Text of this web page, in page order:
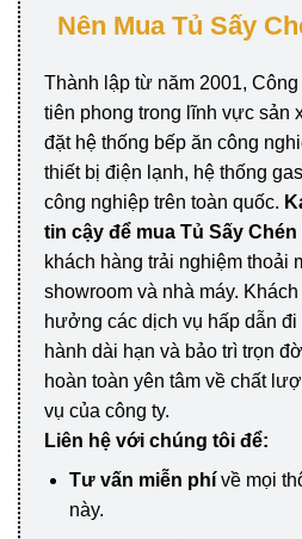
Nên Mua Tủ Sấy
Thành lập từ năm 2001,
tiên phong trong lĩnh vực sản
đặt hệ thống bếp ăn công
thiết bị điện lạnh, hệ thống
công nghiệp trên toàn quốc.
tin cậy để mua Tủ Sấy Chén
khách hàng trải nghiệm thoải
showroom và nhà máy.
hưởng các dịch vụ hấp dẫn đi
hành dài hạn và bảo trì trọn
hoàn toàn yên tâm về chất
vụ của công ty.
Liên hệ với chúng tôi để:
Tư vấn miễn phívề mọi
này.